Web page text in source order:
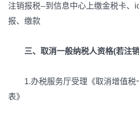
注销报税--到信息中心上缴金税卡、
报、缴款
三、取消一般纳税人资格(若注销
1.办税服务厅受理《取消增值税
表》